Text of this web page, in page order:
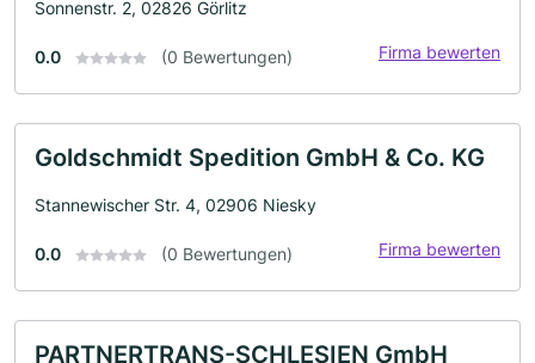
Sonnenstr. 2, 02826 Görlitz
0.0 (0 Bewertungen) Firma bewerten
Goldschmidt Spedition GmbH & Co. KG
Stannewischer Str. 4, 02906 Niesky
0.0 (0 Bewertungen) Firma bewerten
PARTNERTRANS-SCHLESIEN GmbH